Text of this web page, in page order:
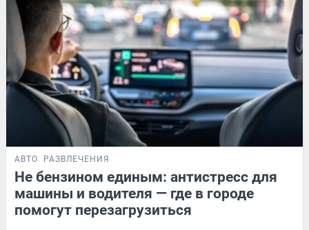
АВТО РАЗВЛЕЧЕНИЯ
Не бензином единым: антистресс для
машины и водителя — где в городе
помогут перезагрузиться